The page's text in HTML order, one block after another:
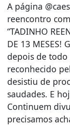
A página
reencontro
“TADINHO
DE 13 MESES!
depois de todo
reconhecido
desistiu de
saudades. E
Continuem
precisamos